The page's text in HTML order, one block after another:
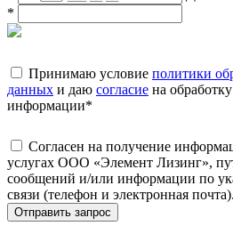
*
Принимаю условие политики
данных и даю согласие на
информации*
Согласен на получение
услугах ООО «Элемент Лизинг»,
сообщений и/или информации по
связи (телефон и электронная почта).
Отправить запрос